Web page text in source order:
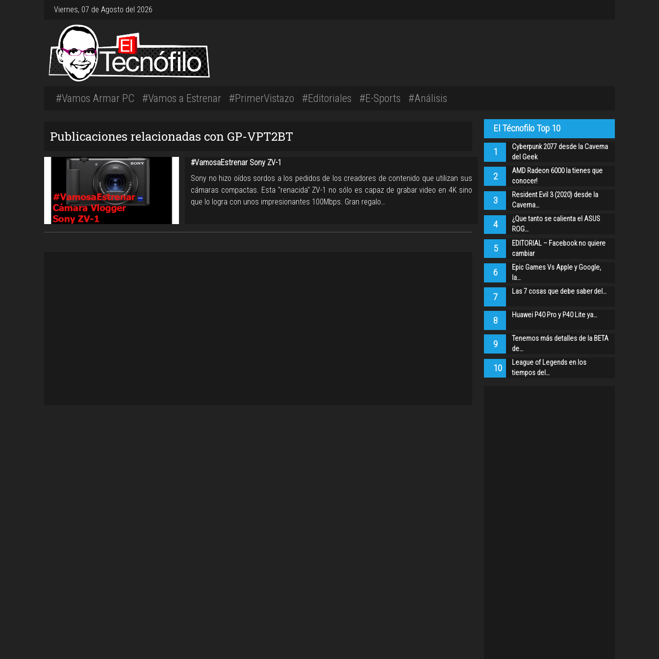
Viernes, 07 de Agosto del 2026
#Vamos Armar PC #Vamos a Estrenar #PrimerVistazo #Editoriales #E-Sports #Análisis
Publicaciones relacionadas con GP-VPT2BT
#VamosaEstrenar Sony ZV-1
Sony no hizo oídos sordos a los pedidos de los creadores de contenido que utilizan sus
cámaras compactas. Esta "renacida" ZV-1 no sólo es capaz de grabar video en 4K sino
que lo logra con unos impresionantes 100Mbps. Gran regalo…
El Técnofilo Top 10
1
Cyberpunk 2077 desde la Caverna
del Geek
2
AMD Radeon 6000 la tienes que
conocer!
3
Resident Evil 3 (2020) desde la
Caverna…
4
¿Que tanto se calienta el ASUS
ROG…
5
EDITORIAL – Facebook no quiere
cambiar
6
Epic Games Vs Apple y Google,
la…
7 Las 7 cosas que debe saber del…
8 Huawei P40 Pro y P40 Lite ya…
9
Tenemos más detalles de la BETA
de…
10
League of Legends en los
tiempos del…